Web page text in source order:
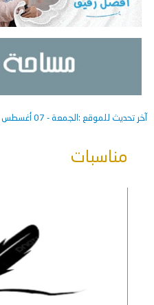
آخر تحديث للموقع : الجمعة - 07 أغسطس 2026 - 06:05 م
مناسبات